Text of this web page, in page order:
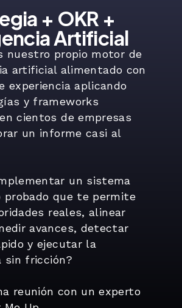
+ OKR +
Artificial
nuestro propio motor de
artificial alimentado con
experiencia aplicando
y frameworks
cientos de empresas
un informe casi al
un sistema
probado que te permite
reales, alinear
avances, detectar
y ejecutar la
sin fricción?
reunión con un experto